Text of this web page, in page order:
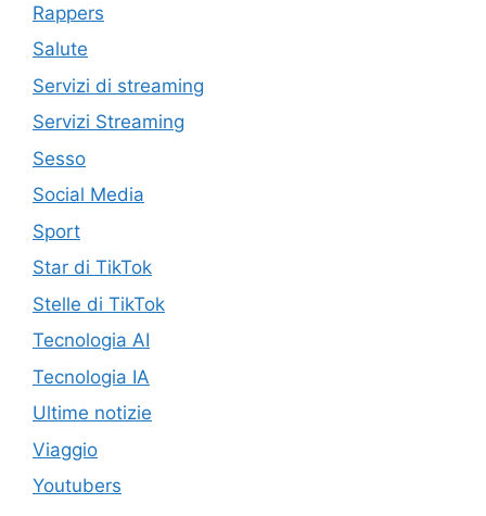
Rappers
Salute
Servizi di streaming
Servizi Streaming
Sesso
Social Media
Sport
Star di TikTok
Stelle di TikTok
Tecnologia AI
Tecnologia IA
Ultime notizie
Viaggio
Youtubers